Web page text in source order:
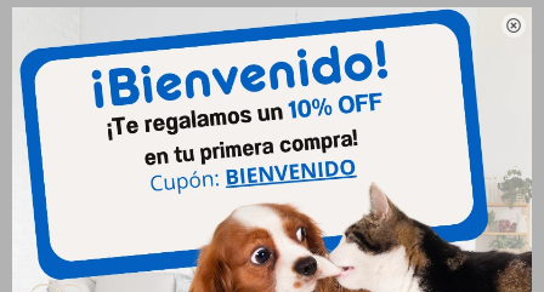

Productos que te pueden interesar